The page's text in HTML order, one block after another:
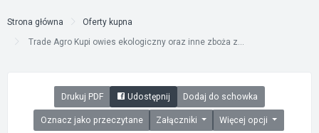
Strona główna
Oferty kupna
Trade Agro Kupi owies ekologiczny oraz inne zboża z...
Drukuj PDF Udostępnij Dodaj do schowka
Oznacz jako przeczytane Załączniki Więcej opcji